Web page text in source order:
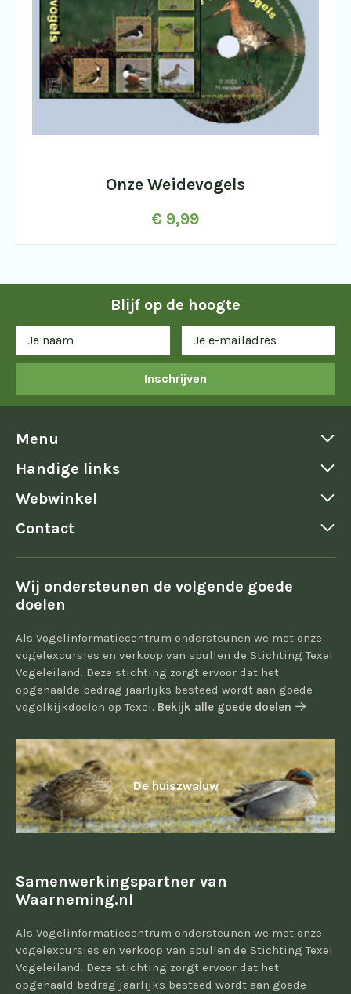
Onze Weidevogels
€ 9,99
Blijf op de hoogte
Inschrijven
Menu
Handige links
Webwinkel
Contact
Wij ondersteunen de volgende goede
doelen
Als Vogelinformatiecentrum ondersteunen we met onze
vogelexcursies en verkoop van spullen de Stichting Texel
Vogeleiland. Deze stichting zorgt ervoor dat het
opgehaalde bedrag jaarlijks besteed wordt aan goede
vogelkijkdoelen op Texel. Bekijk alle goede doelen
De huiszwaluw
Samenwerkingspartner van
Waarneming.nl
Als Vogelinformatiecentrum ondersteunen we met onze
vogelexcursies en verkoop van spullen de Stichting Texel
Vogeleiland. Deze stichting zorgt ervoor dat het
opgehaald bedrag jaarlijks besteed wordt aan goede